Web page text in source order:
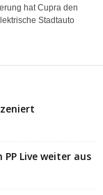
hat Cupra den
Stadtauto
Live weiter aus